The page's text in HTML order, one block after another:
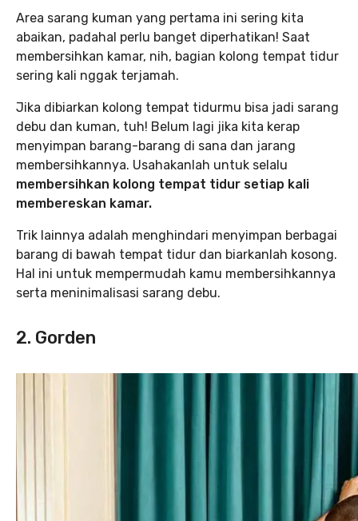
Area sarang kuman yang pertama ini sering kita
abaikan, padahal perlu banget diperhatikan! Saat
membersihkan kamar, nih, bagian kolong tempat tidur
sering kali nggak terjamah.
Jika dibiarkan kolong tempat tidurmu bisa jadi sarang
debu dan kuman, tuh! Belum lagi jika kita kerap
menyimpan barang-barang di sana dan jarang
membersihkannya. Usahakanlah untuk selalu
membersihkan kolong tempat tidur setiap kali
membereskan kamar.
Trik lainnya adalah menghindari menyimpan berbagai
barang di bawah tempat tidur dan biarkanlah kosong.
Hal ini untuk mempermudah kamu membersihkannya
serta meninimalisasi sarang debu.
2. Gorden